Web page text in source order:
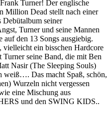
Turner! Der englische
Million Dead stellt nach einer
Debütalbum seiner
Turner und seine Mannen
den 13 Songs ausgiebig.
vielleicht ein bisschen Hardcore
Turner seine Band, die mit Ben
Nasir (The Sleeping Souls)
weiß…. Das macht Spaß, schön,
Wurzeln nicht vergessen
eine Mischung aus
und den SWING KIDS..